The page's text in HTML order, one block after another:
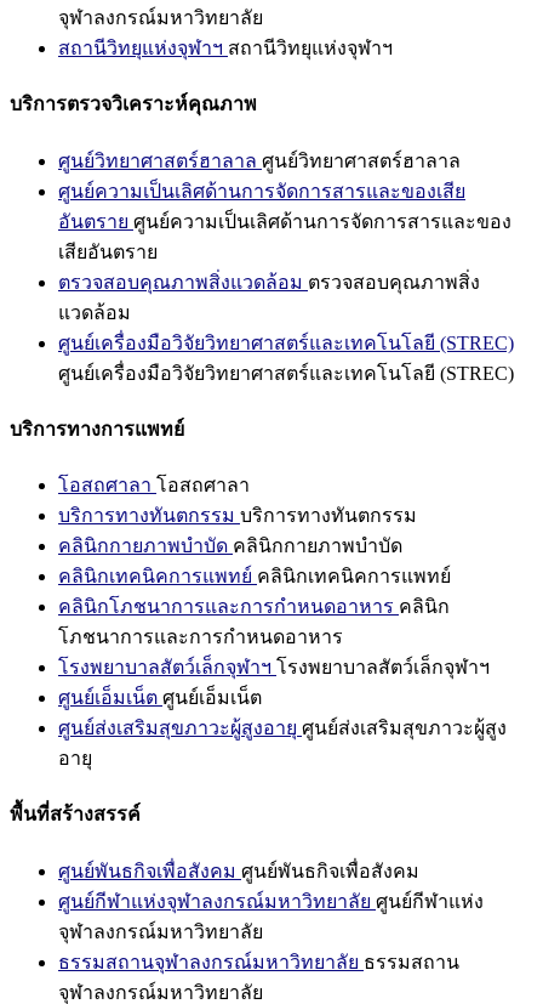
จุฬาลงกรณ์มหาวิทยาลัย
สถานีวิทยุแห่งจุฬาฯ สถานีวิทยุแห่งจุฬาฯ
บริการตรวจวิเคราะห์คุณภาพ
ศูนย์วิทยาศาสตร์ฮาลาล ศูนย์วิทยาศาสตร์ฮาลาล
ศูนย์ความเป็นเลิศด้านการจัดการสารและของเสีย
อันตราย ศูนย์ความเป็นเลิศด้านการจัดการสารและของ
เสียอันตราย
ตรวจสอบคุณภาพสิ่งแวดล้อม ตรวจสอบคุณภาพสิ่ง
แวดล้อม
ศูนย์เครื่องมือวิจัยวิทยาศาสตร์และเทคโนโลยี (STREC)
ศูนย์เครื่องมือวิจัยวิทยาศาสตร์และเทคโนโลยี (STREC)
บริการทางการแพทย์
โอสถศาลา โอสถศาลา
บริการทางทันตกรรม บริการทางทันตกรรม
คลินิกกายภาพบำบัด คลินิกกายภาพบำบัด
คลินิกเทคนิคการแพทย์ คลินิกเทคนิคการแพทย์
คลินิกโภชนาการและการกำหนดอาหาร คลินิก
โภชนาการและการกำหนดอาหาร
โรงพยาบาลสัตว์เล็กจุฬาฯ โรงพยาบาลสัตว์เล็กจุฬาฯ
ศูนย์เอ็มเน็ต ศูนย์เอ็มเน็ต
ศูนย์ส่งเสริมสุขภาวะผู้สูงอายุ ศูนย์ส่งเสริมสุขภาวะผู้สูง
อายุ
พื้นที่สร้างสรรค์
ศูนย์พันธกิจเพื่อสังคม ศูนย์พันธกิจเพื่อสังคม
ศูนย์กีฬาแห่งจุฬาลงกรณ์มหาวิทยาลัย ศูนย์กีฬาแห่ง
จุฬาลงกรณ์มหาวิทยาลัย
ธรรมสถานจุฬาลงกรณ์มหาวิทยาลัย ธรรมสถาน
จุฬาลงกรณ์มหาวิทยาลัย